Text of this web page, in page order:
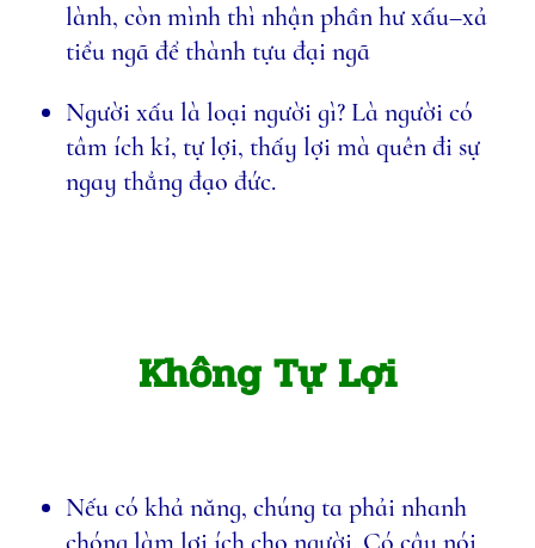
lành, còn mình thì nhận phần hư xấu–xả
tiểu ngã để thành tựu đại ngã
Người xấu là loại người gì? Là người có
tâm ích kỉ, tự lợi, thấy lợi mà quên đi sự
ngay thẳng đạo đức.
Không Tự Lợi
Nếu có khả năng, chúng ta phải nhanh
chóng làm lợi ích cho người. Có câu nói,